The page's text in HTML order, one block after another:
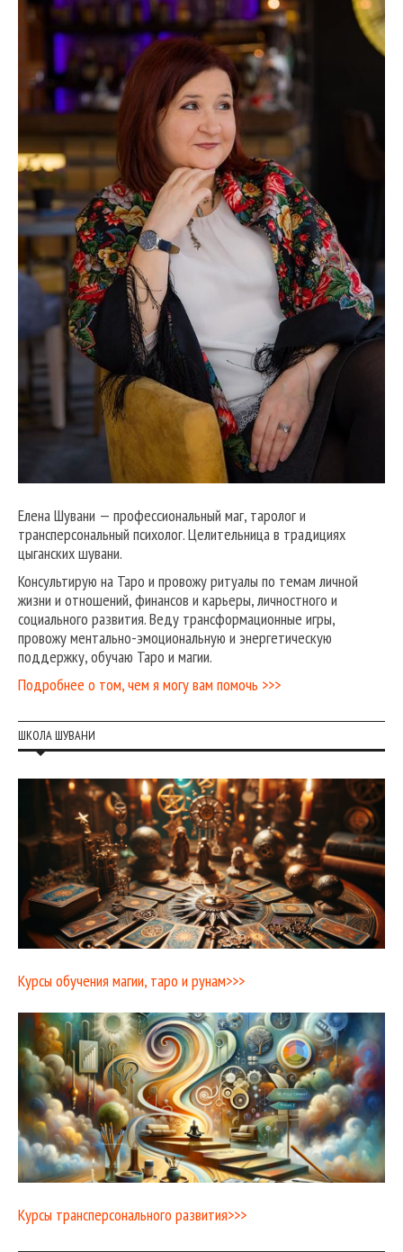
Елена Шувани — профессиональный маг, таролог и
трансперсональный психолог. Целительница в традициях
цыганских шувани.
Консультирую на Таро и провожу ритуалы по темам личной
жизни и отношений, финансов и карьеры, личностного и
социального развития. Веду трансформационные игры,
провожу ментально-эмоциональную и энергетическую
поддержку, обучаю Таро и магии.
Подробнее о том, чем я могу вам помочь >>>
ШКОЛА ШУВАНИ
Курсы обучения магии, таро и рунам>>>
Курсы трансперсонального развития>>>